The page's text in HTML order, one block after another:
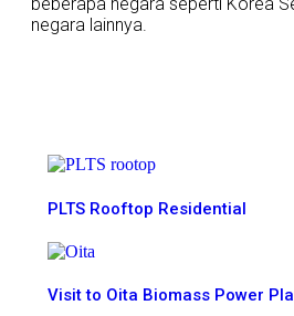
negara lainnya.
PLTS Rooftop Residential
Visit to Oita Biomass Power